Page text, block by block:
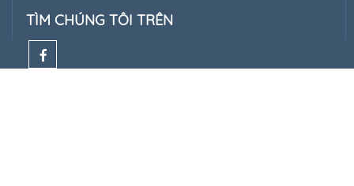
TÌM CHÚNG TÔI TRÊN